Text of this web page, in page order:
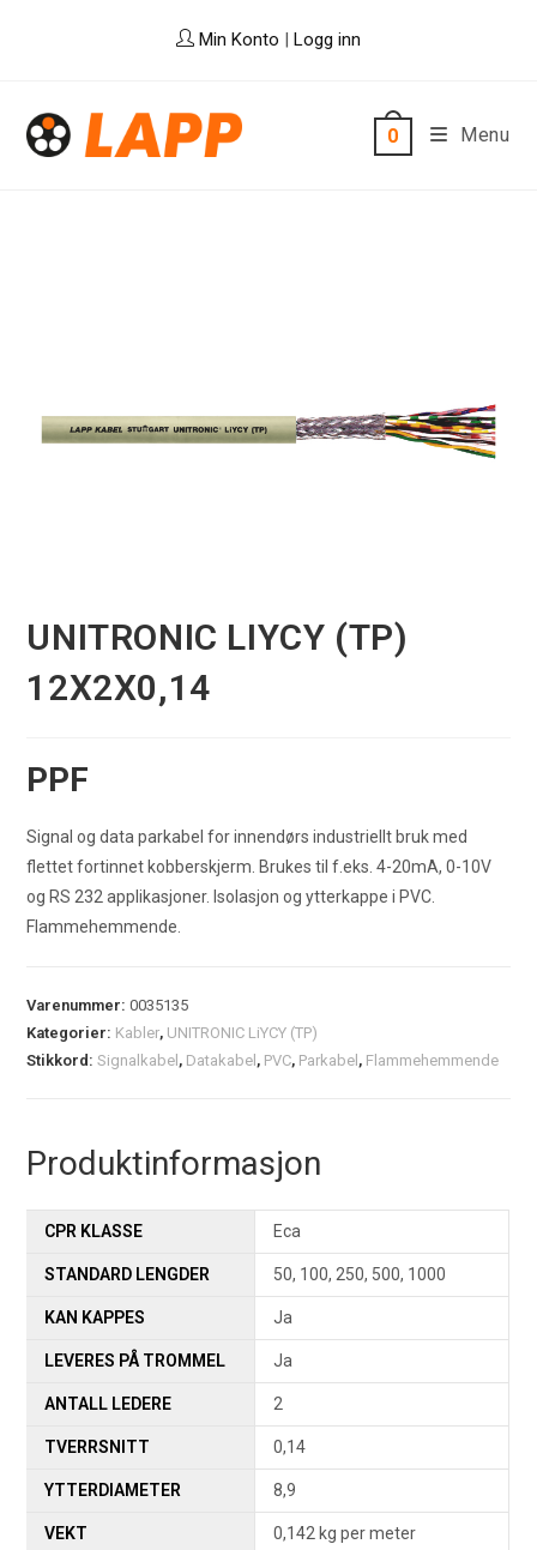
Min Konto | Logg inn
0 Menu
UNITRONIC LIYCY (TP)
12X2X0,14
PPF
Signal og data parkabel for innendørs industriellt bruk med
flettet fortinnet kobberskjerm. Brukes til f.eks. 4-20mA, 0-10V
og RS 232 applikasjoner. Isolasjon og ytterkappe i PVC.
Flammehemmende.
Varenummer:0035135
Kategorier: Kabler, UNITRONIC LiYCY (TP)
Stikkord:Signalkabel , Datakabel , PVC, Parkabel , Flammehemmende
Produktinformasjon
CPR KLASSE Eca
STANDARD LENGDER 50, 100, 250, 500, 1000
KAN KAPPES Ja
LEVERES PÅ TROMMEL Ja
ANTALL LEDERE 2
TVERRSNITT 0,14
YTTERDIAMETER 8,9
VEKT 0,142 kg per meter